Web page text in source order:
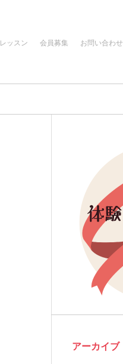
レッスン 会員募集 お問い合わせ
アーカイブ